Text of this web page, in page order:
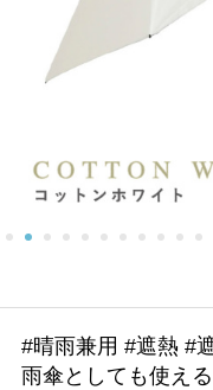
#晴雨兼用 #遮熱 #
雨傘としても使え